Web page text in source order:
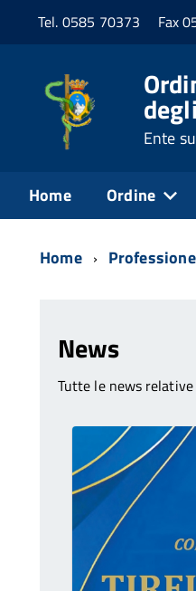
Tel. 0585 70373 Fax
Ente
Home Ordine
Home Professione
News
Tutte le news